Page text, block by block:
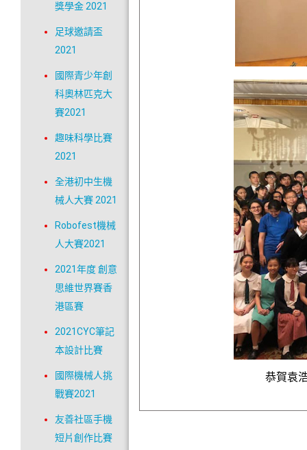
恭賀袁
獎學金 2021
足球邀請盃
2021
國際青少年創
科奧林匹克大
賽2021
趣味科學比賽
2021
全港初中生機
械人大賽 2021
Robofest機械
人大賽2021
2021年度 創意
思維世界賽香
港區賽
2021CYC筆記
本設計比賽
國際機械人挑
戰賽2021
友善社區手機
短片創作比賽